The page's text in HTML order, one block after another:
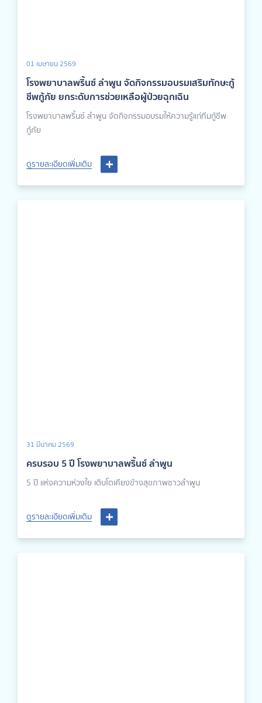
01 เมษายน 2569
โรงพยาบาลพริ้นซ์ ลำพูน จัดกิจกรรมอบรมเสริมทักษะกู้
ชีพกู้ภัย ยกระดับการช่วยเหลือผู้ป่วยฉุกเฉิน
โรงพยาบาลพริ้นซ์ ลำพูน จัดกิจกรรมอบรมให้ความรู้แก่ทีมกู้ชีพ
กู้ภัย
ดูรายละเอียดเพิ่มเติม
31 มีนาคม 2569
ครบรอบ 5 ปี โรงพยาบาลพริ้นซ์ ลำพูน
5 ปี เเห่งความห่วงใย เติบโตเคียงข้างสุขภาพชาวลำพูน
ดูรายละเอียดเพิ่มเติม